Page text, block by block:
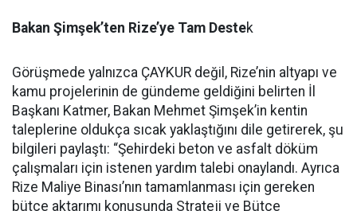
Bakan Şimşek’ten Rize’ye Tam Destek
Görüşmede yalnızca ÇAYKUR değil, Rize’nin altyapı ve
kamu projelerinin de gündeme geldiğini belirten İl
Başkanı Katmer, Bakan Mehmet Şimşek’in kentin
taleplerine oldukça sıcak yaklaştığını dile getirerek, şu
bilgileri paylaştı: “Şehirdeki beton ve asfalt döküm
çalışmaları için istenen yardım talebi onaylandı. Ayrıca
Rize Maliye Binası’nın tamamlanması için gereken
bütçe aktarımı konusunda Strateji ve Bütçe